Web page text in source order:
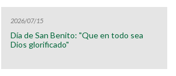
2026/07/15
Día de San Benito: "Que en todo sea
Dios glorificado"